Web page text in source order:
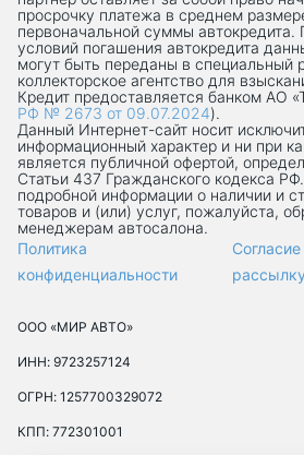
просрочку платежа в среднем
первоначальной суммы
условий погашения автокредита
могут быть переданы в специальный
коллекторское агентство для
Кредит предоставляется банком АО
РФ № 2673 от 09.07.2024).
Данный Интернет-сaйт носит
информационный характер и ни при
является публичной офертой,
Статьи 437 Гражданского кодекса
подробной информации о наличии и
товаров и (или) услуг, пожалуйста,
менеджерам автосалона.
Политика
конфиденциальности
рассылку
ООО «МИР АВТО»
ИНН: 9723257124
ОГРН: 1257700329072
КПП: 772301001